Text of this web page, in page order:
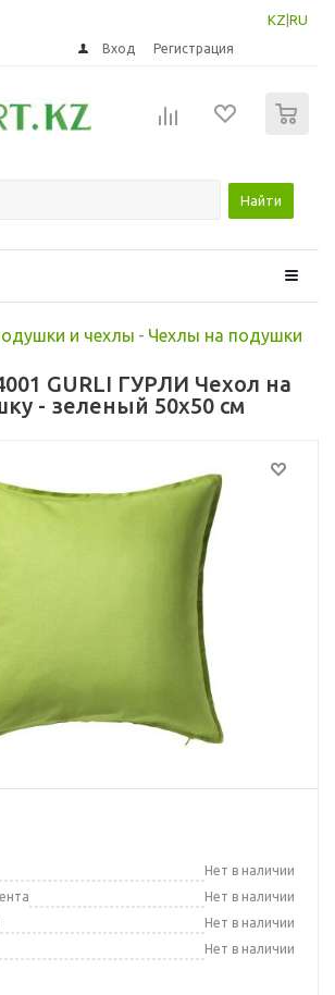
KZ RU
Вход Регистрация
Найти
и чехлы - Чехлы на подушки
GURLI ГУРЛИ Чехол на
- зеленый 50x50 см
Нет в наличии
Нет в наличии
Нет в наличии
Нет в наличии